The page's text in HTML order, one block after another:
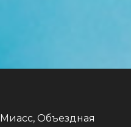
Объездная